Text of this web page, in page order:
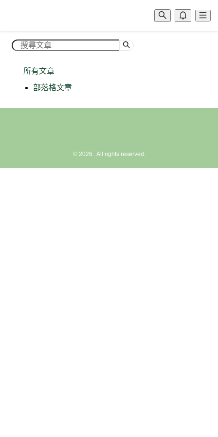
所有文章
部落格文章
© 2026 . All rights reserved.